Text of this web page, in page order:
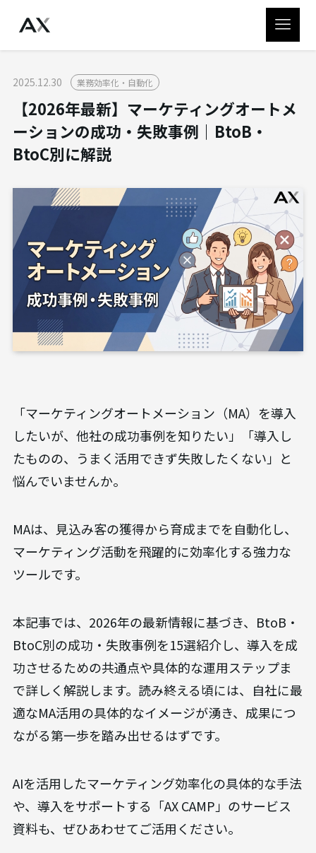
2025.12.30 業務効率化・自動化
【2026年最新】マーケティングオートメ
ーションの成功・失敗事例｜BtoB・
BtoC別に解説
「マーケティングオートメーション（MA）を導入
したいが、他社の成功事例を知りたい」「導入し
たものの、うまく活用できず失敗したくない」と
悩んでいませんか。
MAは、見込み客の獲得から育成までを自動化し、
マーケティング活動を飛躍的に効率化する強力な
ツールです。
本記事では、2026年の最新情報に基づき、BtoB・
BtoC別の成功・失敗事例を15選紹介し、導入を成
功させるための共通点や具体的な運用ステップま
で詳しく解説します。読み終える頃には、自社に最
適なMA活用の具体的なイメージが湧き、成果につ
ながる第一歩を踏み出せるはずです。
AIを活用したマーケティング効率化の具体的な手法
や、導入をサポートする「AX CAMP」のサービス
資料も、ぜひあわせてご活用ください。